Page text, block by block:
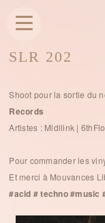
SLR 202
Shoot pour la sortie du
Records
Artistes : Midilink |
Pour commander les
Et merci à Mouvances
#acid # techno #music